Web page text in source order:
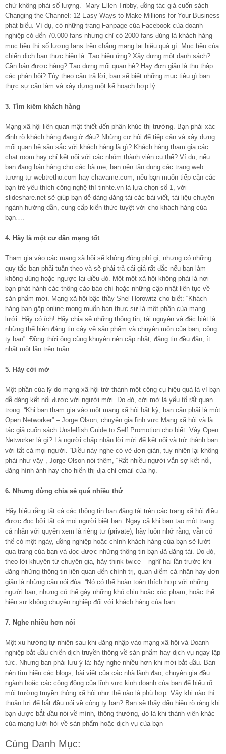
chứ không phải số lượng.” Mary Ellen Tribby, đồng tác giả cuốn sách
Changing the Channel: 12 Easy Ways to Make Millions for Your Business
phát biểu. Ví dụ, có những trang Fanpage của Facebook của doanh
nghiệp có đến 70.000 fans nhưng chỉ có 2000 fans đúng là khách hàng
mục tiêu thì số lượng fans trên chẳng mang lại hiệu quả gì. Mục tiêu của
chiến dịch bạn thực hiện là: Tạo hiệu ứng? Xây dựng một danh sách?
Cần bán được hàng? Tạo dựng mối quan hệ? Hay đơn giản là thu thập
các phản hồi? Tùy theo câu trả lời, bạn sẽ biết những mục tiêu gì bạn
thực sự cần làm và xây dựng một kế hoạch hợp lý.
3. Tìm kiếm khách hàng
Mạng xã hội liên quan mật thiết đến phân khúc thị trường. Bạn phải xác
định rõ khách hàng đang ở đâu? Những cơ hội để tiếp cận và xây dựng
mối quan hệ sâu sắc với khách hàng là gì? Khách hàng tham gia các
chat room hay chỉ kết nối với các nhóm thành viên cụ thể? Ví dụ, nếu
bạn đang bán hàng cho các bà mẹ, bạn nên tận dụng các trang web
tương tự webtretho.com hay chavame.com, nếu bạn muốn tiếp cận các
bạn trẻ yêu thích công nghệ thì tinhte.vn là lựa chọn số 1, với
slideshare.net sẽ giúp bạn dễ dàng đăng tải các bài viết, tài liệu chuyên
ngành hướng dẫn, cung cấp kiến thức tuyệt vời cho khách hàng của
bạn….
4. Hãy là một cư dân mạng tốt
Tham gia vào các mạng xã hội sẽ không đóng phí gì, nhưng có những
quy tắc bạn phải tuân theo và sẽ phải trả cái giá rất đắc nếu bạn làm
không đúng hoặc ngược lại điều đó. Một một xã hội không phải là nơi
bạn phát hành các thông cáo báo chí hoặc những cập nhật liên tục về
sản phẩm mới. Mạng xã hội bậc thầy Shel Horowitz cho biết: “Khách
hàng bạn gặp online mong muốn bạn thực sự là một phần của mạng
lưới. Hãy có ích! Hãy chia sẻ những thông tin, tài nguyên và đặc biệt là
những thể hiện đáng tin cậy về sản phẩm và chuyên môn của bạn, công
ty bạn”. Đồng thời ông cũng khuyên nên cập nhật, đăng tin đều đặn, ít
nhất một lần trên tuần
5. Hãy cởi mở
Một phần của lý do mạng xã hội trở thành một công cụ hiệu quả là vì bạn
dễ dàng kết nối được với người mới. Do đó, cởi mở là yếu tố rất quan
trọng. “Khi bạn tham gia vào một mạng xã hội bất kỳ, bạn cần phải là một
Open Networker” – Jorge Olson, chuyên gia lĩnh vực Mạng xã hội và là
tác giả cuốn sách Unslelfish Guide to Self Promotion cho biết. Vậy Open
Networker là gì? Là người chấp nhận lời mời để kết nối và trở thành bạn
với tất cả mọi người. “Điều này nghe có vẻ đơn giản, tuy nhiên lại không
phải như vậy”, Jorge Olson nói thêm, “Rất nhiều người vẫn sợ kết nối,
đăng hình ảnh hay cho hiển thị địa chỉ email của họ.
6. Nhưng đừng chia sẻ quá nhiều thứ
Hãy hiểu rằng tất cả các thông tin bạn đăng tải trên các trang xã hội điều
được đọc bởi tất cả mọi người biết bạn. Ngay cả khi bạn tạo một trang
cá nhân với quyền xem là riêng tư (private), hãy luôn nhớ rằng, vẫn có
thể có một ngày, đồng nghiệp hoặc chính khách hàng của bạn sẽ lướt
qua trang của bạn và đọc được những thông tin bạn đã đăng tải. Do đó,
theo lời khuyên từ chuyên gia, hãy think twice – nghĩ hai lần trước khi
đăng những thông tin liên quan đến chính trị, quan điểm cá nhân hay đơn
giản là những câu nói đùa. “Nó có thể hoàn toàn thích hợp với những
người bạn, nhưng có thể gây những khó chịu hoặc xúc phạm, hoặc thể
hiện sự không chuyên nghiệp đối với khách hàng của bạn.
7. Nghe nhiều hơn nói
Một xu hướng tự nhiên sau khi đăng nhập vào mạng xã hội và Doanh
nghiệp bắt đầu chiến dịch truyền thông về sản phẩm hay dịch vụ ngay lập
tức. Nhưng bạn phải lưu ý là: hãy nghe nhiều hơn khi mới bắt đầu. Bạn
nên tìm hiểu các blogs, bài viết của các nhà lãnh đạo, chuyên gia đầu
ngành hoặc các cộng đồng của lĩnh vực kinh doanh của bạn để hiểu rõ
môi trường truyền thông xã hội như thế nào là phù hợp. Vậy khi nào thì
thuận lợi để bắt đầu nói về công ty bạn? Bạn sẽ thấy dấu hiệu rõ ràng khi
bạn được bắt đầu nói về mình, thông thường, đó là khi thành viên khác
của mạng lưới hỏi về sản phẩm hoặc dịch vụ của bạn
Cùng Danh Mục: